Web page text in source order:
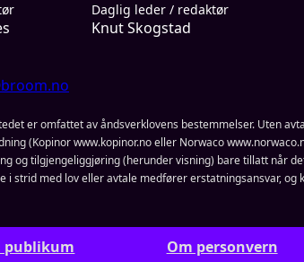
Daglig leder / redaktør
Knut Skogstad
er omfattet av åndsverklovens bestemmelser. Uten
(Kopinor www.kopinor.no eller Norwaco
og tilgjengeliggjøring (herunder visning) bare tillatt når
i strid med lov eller avtale medfører erstatningsansvar,
publikum Om personvern